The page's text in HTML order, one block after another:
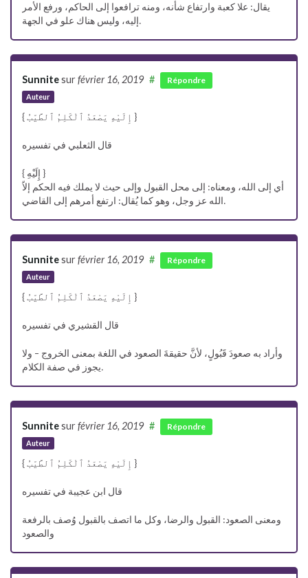
يقال: علا كعبة وارتفاع شأنه، ومنه ترافعوا إلى الحاكم، ورفع الأمر
إليه، وليس هناك علو في الجهة.
Sunnitesur février 16, 2019
Auteur
# Répondre
{ إِلَيْهِ يَصْعَدُ ٱلْكَلِمُ ٱلطَّيّبُ }
قال الثعلبي في تفسيره
{ إِلَيْهِ }
أي إلى الله، ومعناه: إلى محل القبول وإلى حيث لا يملك فيه الحكم إلاّ
الله عز وجل، وهو كما يُقال: ارتفع أمرهم إلى القاضي.
Sunnitesur février 16, 2019
Auteur
# Répondre
{ إِلَيْهِ يَصْعَدُ ٱلْكَلِمُ ٱلطَّيّبُ }
قال القشيري في تفسيره
وأراد به صعودَ قَبُولٍ، لأنَّ حقيقةَ الصعود في اللغة بمعنى الخروج – ولا
يجوز في صفة الكلام.
Sunnitesur février 16, 2019
Auteur
# Répondre
{ إِلَيْهِ يَصْعَدُ ٱلْكَلِمُ ٱلطَّيّبُ }
قال ابن عجيبة في تفسيره
ومعنى الصعود: القبول والرضا، وكل ما اتصف بالقبول وُصف بالرفعة
والصعود